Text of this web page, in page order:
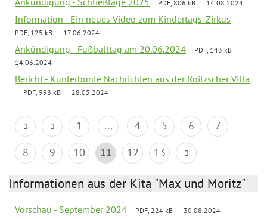
PDF, 806 kB 14.08.2024
Information - Ein neues Video zum Kindertags-Zirkus
PDF, 125 kB 17.06.2024
Ankündigung - Fußballtag am 20.06.2024
PDF, 143 kB
14.06.2024
Bericht - Kunterbunte Nachrichten aus der Roitzscher Villa
PDF, 998 kB 28.05.2024
1 ... 4 5 6
7
8
9 10 11 12 13
Informationen aus der Kita "Max und Moritz"
Vorschau - September 2024 PDF, 224 kB 30.08.2024